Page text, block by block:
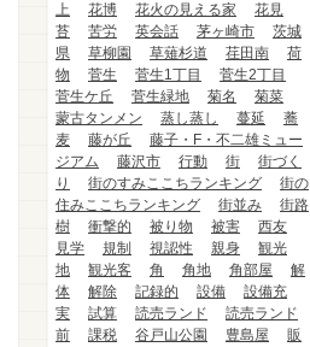
上
花博 花火の見える家
花見
苔
苦労 英会話 茅ヶ崎市
茨城
県
草柳園 草薙杉道 荏田南
荷
物
菅生 菅生1丁目
菅生2丁目
菅生ケ丘
菅生緑地 菊名
菊菜
蒙古タンメン
蒸し蒸し 蔓延
蕎
麦
藤が丘
藤子・F・不二雄ミュー
ジアム
藤沢市 行動 街
街づく
り
街のすみここちランキング
街の
住みここちランキング
街並み
街路
樹
衝撃的 被り物 被害
西友
見学
規制 視認性 親身
観光
地
観光客 角 角地 角部屋
解
体
解除 記録的 設備
設備充
実
試算 読売ランド
読売ランド
前
課税 谷戸山公園 豊島屋
販